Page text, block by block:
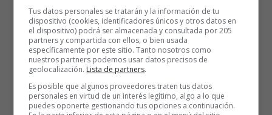
Tus datos personales se tratarán y la información de tu
dispositivo (cookies, identificadores únicos y otros datos en
el dispositivo) podrá ser almacenada y consultada por 205
partners y compartida con ellos, o bien usada
específicamente por este sitio. Tanto nosotros como
nuestros partners podemos usar datos precisos de
geolocalización. Lista de partners.
Es posible que algunos proveedores traten tus datos
personales en virtud de un interés legítimo, algo a lo que
puedes oponerte gestionando tus opciones a continuación.